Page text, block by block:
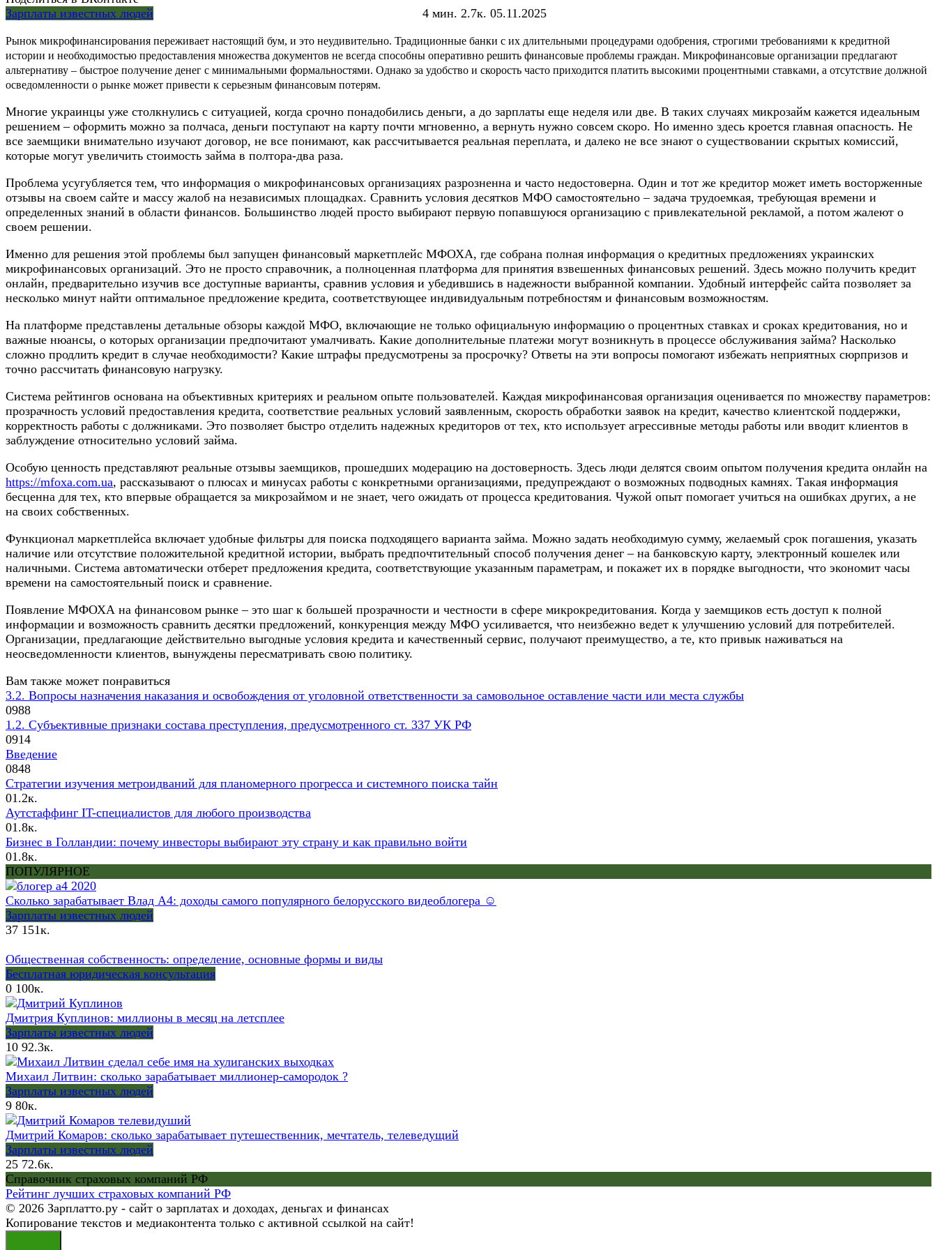
Зарплаты известных людей
4 мин. 2.7к. 05.11.2025
Рынок микрофинансирования переживает настоящий бум, и это неудивительно. Традиционные банки с их длительными процедурами одобрения, строгими требованиями к кредитной
истории и необходимостью предоставления множества документов не всегда способны оперативно решить финансовые проблемы граждан. Микрофинансовые организации предлагают
альтернативу – быстрое получение денег с минимальными формальностями. Однако за удобство и скорость часто приходится платить высокими процентными ставками, а отсутствие должной
осведомленности о рынке может привести к серьезным финансовым потерям.
Многие украинцы уже столкнулись с ситуацией, когда срочно понадобились деньги, а до зарплаты еще неделя или две. В таких случаях микрозайм кажется идеальным
решением – оформить можно за полчаса, деньги поступают на карту почти мгновенно, а вернуть нужно совсем скоро. Но именно здесь кроется главная опасность. Не
все заемщики внимательно изучают договор, не все понимают, как рассчитывается реальная переплата, и далеко не все знают о существовании скрытых комиссий,
которые могут увеличить стоимость займа в полтора-два раза.
Проблема усугубляется тем, что информация о микрофинансовых организациях разрозненна и часто недостоверна. Один и тот же кредитор может иметь восторженные
отзывы на своем сайте и массу жалоб на независимых площадках. Сравнить условия десятков МФО самостоятельно – задача трудоемкая, требующая времени и
определенных знаний в области финансов. Большинство людей просто выбирают первую попавшуюся организацию с привлекательной рекламой, а потом жалеют о
своем решении.
Именно для решения этой проблемы был запущен финансовый маркетплейс МФОХА, где собрана полная информация о кредитных предложениях украинских
микрофинансовых организаций. Это не просто справочник, а полноценная платформа для принятия взвешенных финансовых решений. Здесь можно получить кредит
онлайн, предварительно изучив все доступные варианты, сравнив условия и убедившись в надежности выбранной компании. Удобный интерфейс сайта позволяет за
несколько минут найти оптимальное предложение кредита, соответствующее индивидуальным потребностям и финансовым возможностям.
На платформе представлены детальные обзоры каждой МФО, включающие не только официальную информацию о процентных ставках и сроках кредитования, но и
важные нюансы, о которых организации предпочитают умалчивать. Какие дополнительные платежи могут возникнуть в процессе обслуживания займа? Насколько
сложно продлить кредит в случае необходимости? Какие штрафы предусмотрены за просрочку? Ответы на эти вопросы помогают избежать неприятных сюрпризов и
точно рассчитать финансовую нагрузку.
Система рейтингов основана на объективных критериях и реальном опыте пользователей. Каждая микрофинансовая организация оценивается по множеству параметров:
прозрачность условий предоставления кредита, соответствие реальных условий заявленным, скорость обработки заявок на кредит, качество клиентской поддержки,
корректность работы с должниками. Это позволяет быстро отделить надежных кредиторов от тех, кто использует агрессивные методы работы или вводит клиентов в
заблуждение относительно условий займа.
Особую ценность представляют реальные отзывы заемщиков, прошедших модерацию на достоверность. Здесь люди делятся своим опытом получения кредита онлайн на
https://mfoxa.com.ua, рассказывают о плюсах и минусах работы с конкретными организациями, предупреждают о возможных подводных камнях. Такая информация
бесценна для тех, кто впервые обращается за микрозаймом и не знает, чего ожидать от процесса кредитования. Чужой опыт помогает учиться на ошибках других, а не
на своих собственных.
Функционал маркетплейса включает удобные фильтры для поиска подходящего варианта займа. Можно задать необходимую сумму, желаемый срок погашения, указать
наличие или отсутствие положительной кредитной истории, выбрать предпочтительный способ получения денег – на банковскую карту, электронный кошелек или
наличными. Система автоматически отберет предложения кредита, соответствующие указанным параметрам, и покажет их в порядке выгодности, что экономит часы
времени на самостоятельный поиск и сравнение.
Появление МФОХА на финансовом рынке – это шаг к большей прозрачности и честности в сфере микрокредитования. Когда у заемщиков есть доступ к полной
информации и возможность сравнить десятки предложений, конкуренция между МФО усиливается, что неизбежно ведет к улучшению условий для потребителей.
Организации, предлагающие действительно выгодные условия кредита и качественный сервис, получают преимущество, а те, кто привык наживаться на
неосведомленности клиентов, вынуждены пересматривать свою политику.
Вам также может понравиться
3.2. Вопросы назначения наказания и освобождения от уголовной ответственности за самовольное оставление части или места службы
0988
1.2. Субъективные признаки состава преступления, предусмотренного ст. 337 УК РФ
0914
Введение
0848
Стратегии изучения метроидваний для планомерного прогресса и системного поиска тайн
01.2к.
Аутстаффинг IT-специалистов для любого производства
01.8к.
Бизнес в Голландии: почему инвесторы выбирают эту страну и как правильно войти
01.8к.
ПОПУЛЯРНОЕ
Сколько зарабатывает Влад А4: доходы самого популярного белорусского видеоблогера ☺
Зарплаты известных людей
37 151к.
Общественная собственность: определение, основные формы и виды
Бесплатная юридическая консультация
0 100к.
Дмитрия Куплинов: миллионы в месяц на летсплее
Зарплаты известных людей
10 92.3к.
Михаил Литвин: сколько зарабатывает миллионер-самородок ?
Зарплаты известных людей
9 80к.
Дмитрий Комаров: сколько зарабатывает путешественник, мечтатель, телеведущий
Зарплаты известных людей
25 72.6к.
Справочник страховых компаний РФ
Рейтинг лучших страховых компаний РФ
© 2026 Зарплатто.ру - сайт о зарплатах и доходах, деньгах и финансах
Копирование текстов и медиаконтента только с активной ссылкой на сайт!